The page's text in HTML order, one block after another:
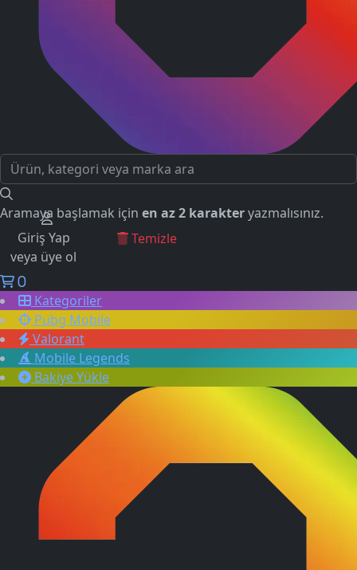
Aramaya başlamak için en az 2 karakteryazmalısınız.
GEÇMİŞ ARAMALAR
Temizle
Giriş Yap
veya üye ol
0
Kategoriler
Pubg Mobile
Valorant
Mobile Legends
Bakiye Yükle